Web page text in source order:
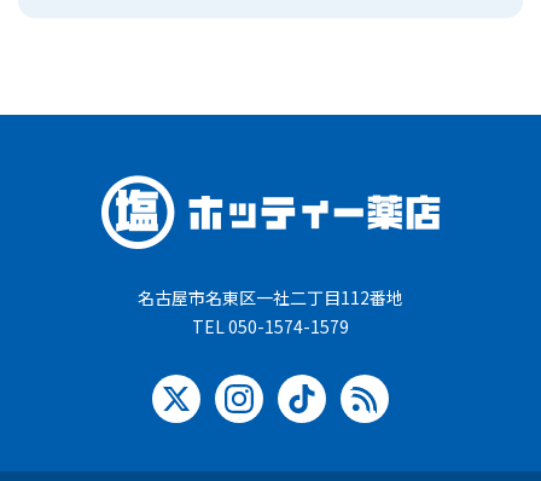
名古屋市名東区一社二丁目112番地
TEL 050-1574-1579